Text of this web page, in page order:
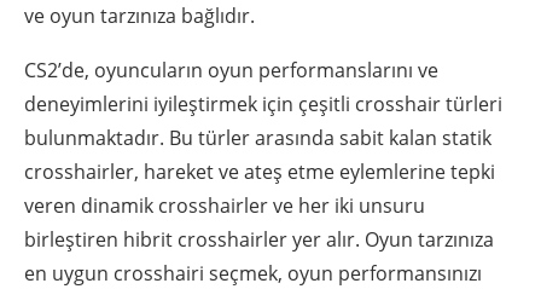
ve oyun tarzınıza bağlıdır.
CS2’de, oyuncuların oyun performanslarını ve
deneyimlerini iyileştirmek için çeşitli crosshair türleri
bulunmaktadır. Bu türler arasında sabit kalan statik
crosshairler, hareket ve ateş etme eylemlerine tepki
veren dinamik crosshairler ve her iki unsuru
birleştiren hibrit crosshairler yer alır. Oyun tarzınıza
en uygun crosshairi seçmek, oyun performansınızı